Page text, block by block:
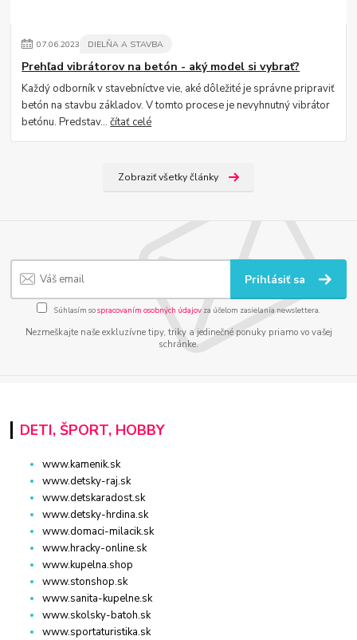
07.06.2023 DIELŇA A STAVBA
Prehľad vibrátorov na betón - aký model si vybrať?
Každý odborník v stavebníctve vie, aké dôležité je správne pripraviť
betón na stavbu základov. V tomto procese je nevyhnutný vibrátor
betónu. Predstav...čítať celé
Zobraziť všetky články
Prihlásiť sa
Súhlasím sospracovaním osobných údajov za účelom zasielania newslettera.
Nezmeškajte naše exkluzívne tipy, triky a jedinečné ponuky priamo vo vašej
schránke.
DETI, ŠPORT, HOBBY
www.kamenik.sk
www.detsky-raj.sk
www.detskaradost.sk
www.detsky-hrdina.sk
www.domaci-milacik.sk
www.hracky-online.sk
www.kupelna.shop
www.stonshop.sk
www.sanita-kupelne.sk
www.skolsky-batoh.sk
www.sportaturistika.sk